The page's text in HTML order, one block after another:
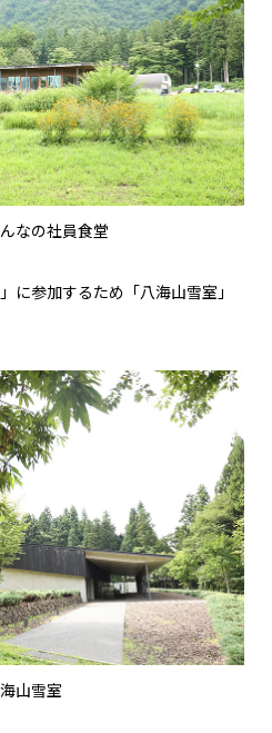
なの社員食堂
」に参加するため「八海山雪室」
山雪室